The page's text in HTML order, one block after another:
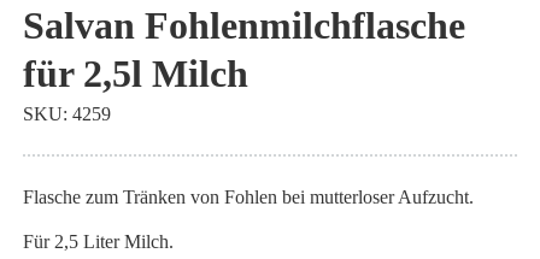
Anfang
der
Bildgalerie
springen
Salvan Fohlenmilchflasche
für 2,5l Milch
Flasche zum Tränken von Fohlen bei mutterloser Aufzucht.
Für 2,5 Liter Milch.
SKU 4259